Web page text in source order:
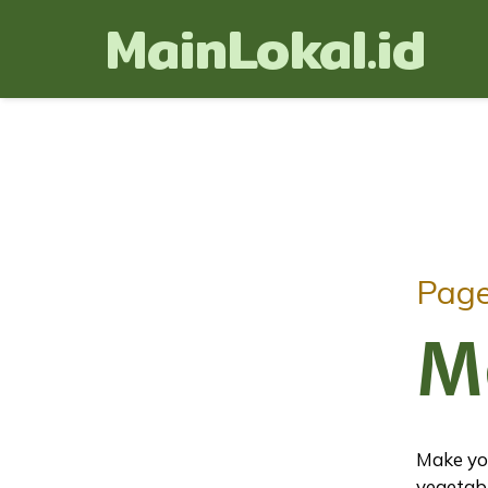
MainLokal.id
Make